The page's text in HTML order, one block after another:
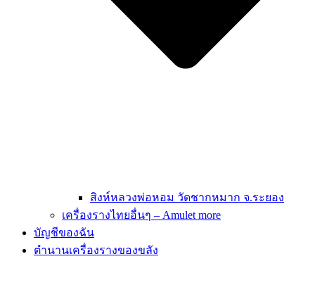
สิงห์หลวงพ่อหอม วัดชากหมาก จ.ระยอง
เครื่องรางไทยอื่นๆ – Amulet more
บัญชีของฉัน
ตำนานเครื่องรางของขลัง